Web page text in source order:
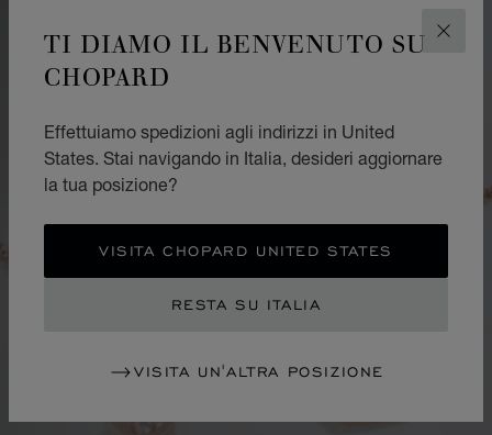
TI DIAMO IL BENVENUTO SU
CHOPARD
Effettuiamo spedizioni agli indirizzi in United
States. Stai navigando in Italia, desideri aggiornare
la tua posizione?
VISITA CHOPARD UNITED STATES
RESTA SU ITALIA
VISITA UN'ALTRA POSIZIONE